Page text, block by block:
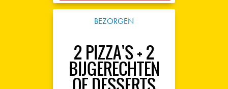
BEZORGEN
2 PIZZA'S + 2
BIJGERECHTEN